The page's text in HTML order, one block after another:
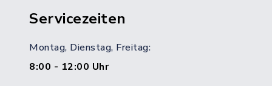
Servicezeiten
Montag, Dienstag, Freitag:
8:00 - 12:00 Uhr